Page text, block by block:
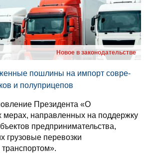
Новое в законодательстве
пош­ли­ны на им­порт сов­ре­
и по­луп­ри­це­пов
Президента «О
мерах, направленных на поддержку
предпринимательства,
грузовые перевозки